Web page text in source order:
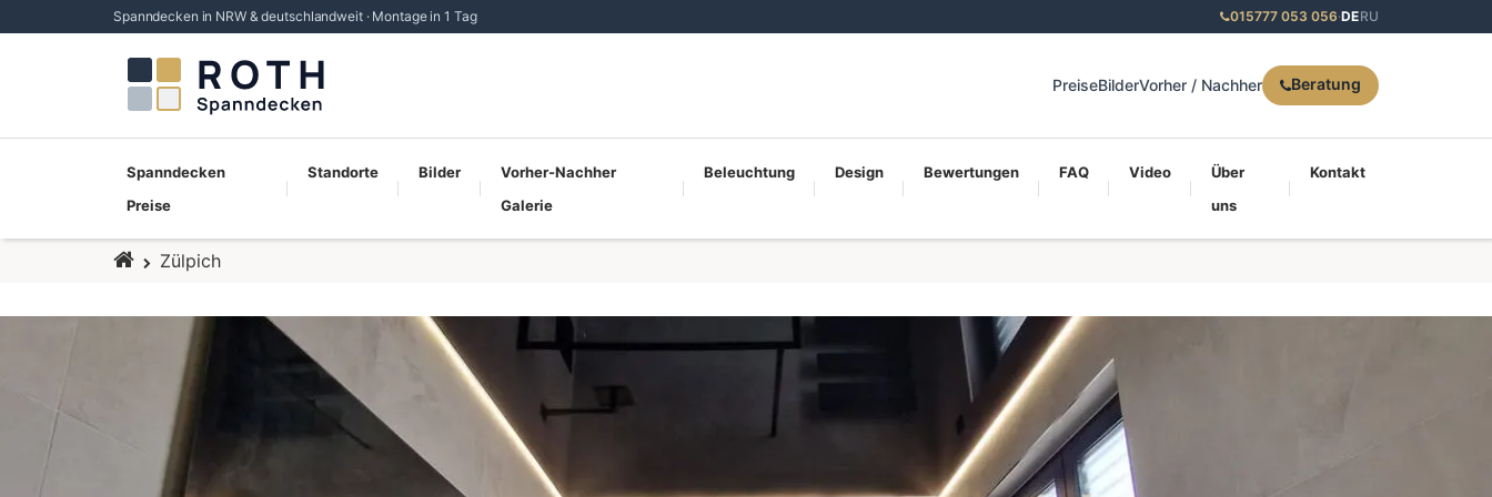
Spanndecken in NRW & deutschlandweit · Montage in 1 Tag 015777 053 056·DERU
PreiseBilderVorher / Nachher Beratung
Spanndecken
Preise
Standorte Bilder
Vorher-Nachher
Galerie
Beleuchtung Design Bewertungen FAQ Video
Über
uns
Kontakt
Startseite
Zülpich